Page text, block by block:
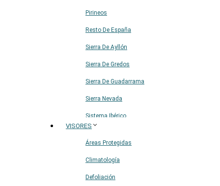
Pirineos
Resto De España
Sierra De Ayllón
Sierra De Gredos
Sierra De Guadarrama
Sierra Nevada
Sistema Ibérico
VISORES
Áreas Protegidas
Climatología
Defoliación